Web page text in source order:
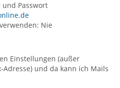
und Passwort
Nie
Einstellungen (außer
und da kann ich Mails